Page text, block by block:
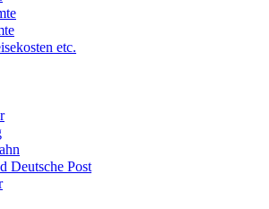
etc.
Deutsche Post